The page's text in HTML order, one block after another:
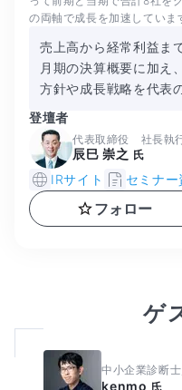
の両軸で成長を加速していま
売上高から経常利益ま
月期の決算概要に加え
方針や成長戦略を代表
登壇者
代表取締役 社長執
辰巳 崇之 氏
IRサイト セミナー
フォロー
ゲ
中小企業診断
kenmo 氏